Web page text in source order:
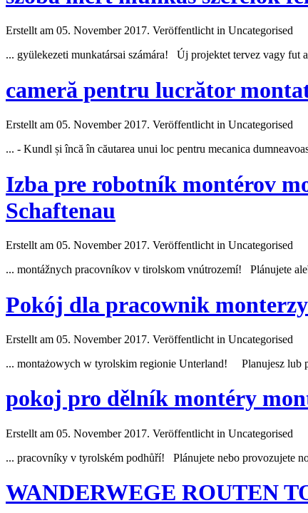
Erstellt am 05. November 2017. Veröffentlicht in Uncategorised
... gyülekezeti munkatársai számára! Új projektet tervez vagy
cameră pentru lucrător
Erstellt am 05. November 2017. Veröffentlicht in Uncategorised
... - Kundl și încă în căutarea unui loc pentru mecanica
Izba pre robotník montérov
Schaftenau
Erstellt am 05. November 2017. Veröffentlicht in Uncategorised
... montážnych pracovníkov v tirolskom vnútrozemí! Plánujete
Pokój dla pracownik
Erstellt am 05. November 2017. Veröffentlicht in Uncategorised
... montażowych w tyrolskim regionie Unterland! Planujesz lub
pokoj pro dělník montéry
Erstellt am 05. November 2017. Veröffentlicht in Uncategorised
... pracovníky v tyrolském podhůří! Plánujete nebo provozujete
WANDERWEGE ROUTEN